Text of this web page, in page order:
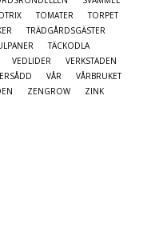
TOMATER
TORPET
TRÄDGÅRDSGÄSTER
TÄCKODLA
VEDLIDER
VERKSTADEN
VÅR
VÅRBRUKET
ZENGROW
ZINK